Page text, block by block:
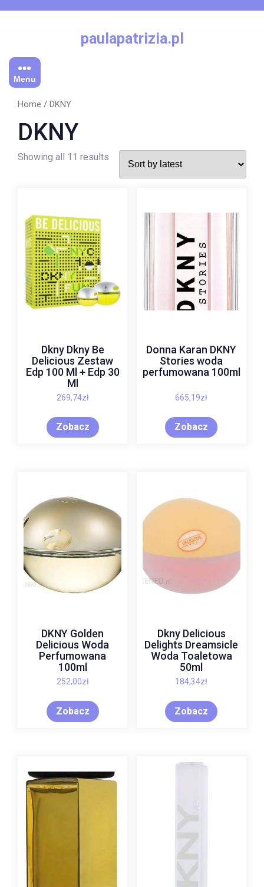
paulapatrizia.pl
Menu
Home / DKNY
DKNY
Showing all 11 results
Dkny Dkny Be
Delicious Zestaw
Edp 100 Ml + Edp 30
Ml
269,74zł
Zobacz
Donna Karan DKNY
Stories woda
perfumowana 100ml
665,19zł
Zobacz
DKNY Golden
Delicious Woda
Perfumowana
100ml
252,00zł
Zobacz
Dkny Delicious
Delights Dreamsicle
Woda Toaletowa
50ml
184,34zł
Zobacz